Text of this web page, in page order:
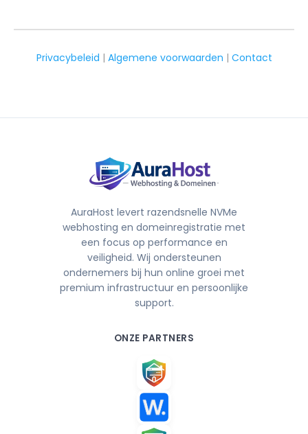
Privacybeleid | Algemene voorwaarden | Contact
AuraHost levert razendsnelle NVMe
webhosting en domeinregistratie met
een focus op performance en
veiligheid. Wij ondersteunen
ondernemers bij hun online groei met
premium infrastructuur en persoonlijke
support.
ONZE PARTNERS